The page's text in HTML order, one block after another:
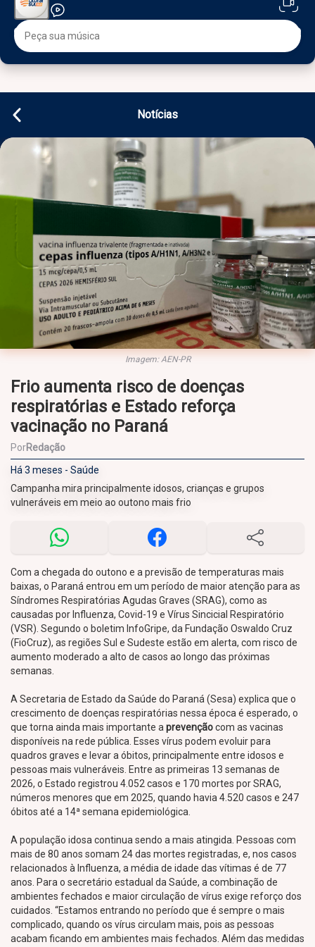
Notícias
Imagem: AEN-PR
Frio aumenta risco de doenças
respiratórias e Estado reforça
vacinação no Paraná
PorRedação
Há 3 meses - Saúde
Campanha mira principalmente idosos, crianças e grupos
vulneráveis em meio ao outono mais frio
Com a chegada do outono e a previsão de temperaturas mais
baixas, o Paraná entrou em um período de maior atenção para as
Síndromes Respiratórias Agudas Graves (SRAG), como as
causadas por Influenza, Covid-19 e Vírus Sincicial Respiratório
(VSR). Segundo o boletim InfoGripe, da Fundação Oswaldo Cruz
(FioCruz), as regiões Sul e Sudeste estão em alerta, com risco de
aumento moderado a alto de casos ao longo das próximas
semanas.
A Secretaria de Estado da Saúde do Paraná (Sesa) explica que o
crescimento de doenças respiratórias nessa época é esperado, o
que torna ainda mais importante a prevençãocom as vacinas
disponíveis na rede pública. Esses vírus podem evoluir para
quadros graves e levar a óbitos, principalmente entre idosos e
pessoas mais vulneráveis. Entre as primeiras 13 semanas de
2026, o Estado registrou 4.052 casos e 170 mortes por SRAG,
números menores que em 2025, quando havia 4.520 casos e 247
óbitos até a 14ª semana epidemiológica.
A população idosa continua sendo a mais atingida. Pessoas com
mais de 80 anos somam 24 das mortes registradas, e, nos casos
relacionados à Influenza, a média de idade das vítimas é de 77
anos. Para o secretário estadual da Saúde, a combinação de
ambientes fechados e maior circulação de vírus exige reforço dos
cuidados. “Estamos entrando no período que é sempre o mais
complicado, quando os vírus circulam mais, pois as pessoas
acabam ficando em ambientes mais fechados. Além das medidas